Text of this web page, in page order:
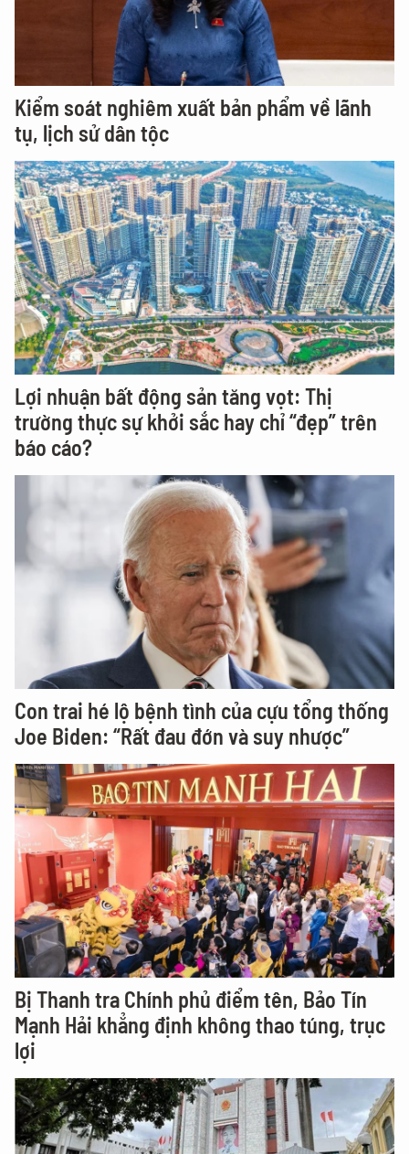
Kiểm soát nghiêm xuất bản phẩm về lãnh
tụ, lịch sử dân tộc
Lợi nhuận bất động sản tăng vọt: Thị
trường thực sự khởi sắc hay chỉ “đẹp” trên
báo cáo?
Con trai hé lộ bệnh tình của cựu tổng thống
Joe Biden: “Rất đau đớn và suy nhược”
Bị Thanh tra Chính phủ điểm tên, Bảo Tín
Mạnh Hải khẳng định không thao túng, trục
lợi